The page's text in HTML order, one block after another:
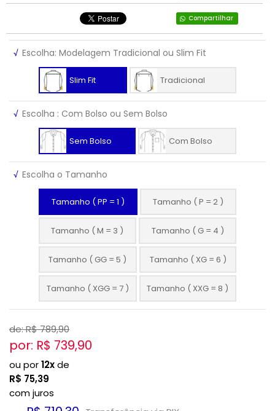
Compartilhar
√ Escolha: Modelagem Tradicional ou Slim Fit
Slim Fit Tradicional
√ Escolha : Com Bolso ou Sem Bolso
Sem Bolso Com Bolso
√ Escolha o Tamanho
Tamanho ( PP = 1 ) Tamanho ( P = 2 )
Tamanho ( M = 3 ) Tamanho ( G = 4 )
Tamanho ( GG = 5 ) Tamanho ( XG = 6 )
Tamanho ( XGG = 7 ) Tamanho ( XXG = 8 )
de: R$789,90
por: R$ 739,90
ou por12xde
R$ 75,39
com juros